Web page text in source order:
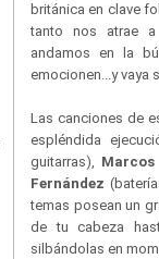
británica en clave
tanto nos atrae
andamos en la
emocionen...y vaya
Las canciones de
espléndida
guitarras), Marcos
Fernández
temas posean un
de tu cabeza
silbándolas en